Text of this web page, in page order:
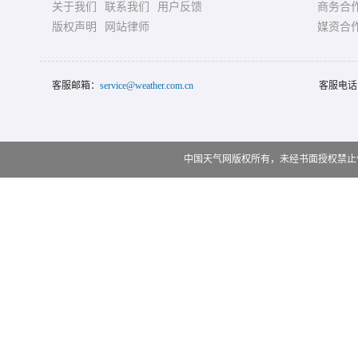
关于我们 联系我们
用户反馈
版权声明
网站律师
商务合
媒资合
客服邮箱： service@weather.com.cn 客服电
中国天气网版权所有，未经书面授权